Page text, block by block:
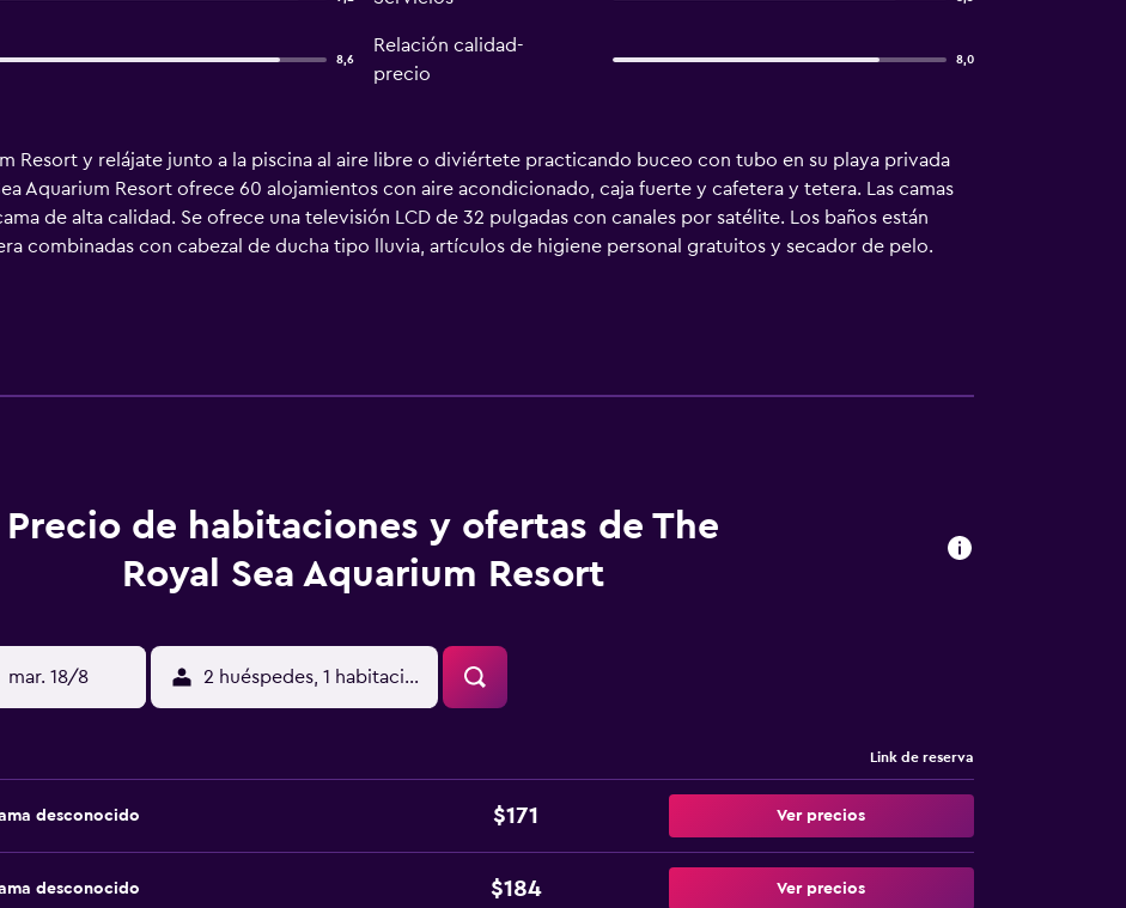
8,6
Relación calidad-
precio
8,0
Resort y relájate junto a la piscina al aire libre o diviértete practicando buceo con tubo en su playa privada
Aquarium Resort ofrece 60 alojamientos con aire acondicionado, caja fuerte y cafetera y tetera. Las camas
de alta calidad. Se ofrece una televisión LCD de 32 pulgadas con canales por satélite. Los baños están
combinadas con cabezal de ducha tipo lluvia, artículos de higiene personal gratuitos y secador de pelo.
ofrece acceso a Internet wifi gratis. Las habitaciones también incluyen ventilador de techo y cortinas opacas.
todos los días y es posible solicitar tabla de planchar con plancha. En el alojamiento hay piscina al aire libre,
Precio de habitaciones y ofertas de The
Royal Sea Aquarium Resort
mar. 18/8 2 huéspedes, 1 habitación
Link de reserva
desconocido $171 Ver precios
desconocido $184 Ver precios